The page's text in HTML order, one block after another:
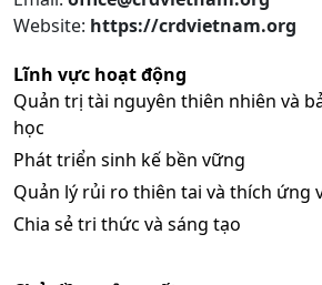
Website: https://crdvietnam.org
Lĩnh vực hoạt động
Quản trị tài nguyên thiên nhiên và
học
Phát triển sinh kế bền vững
Quản lý rủi ro thiên tai và thích ứng
Chia sẻ tri thức và sáng tạo